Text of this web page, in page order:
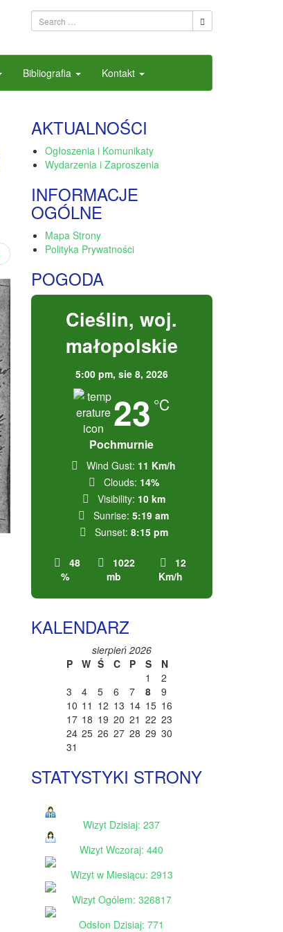
Bibliografia Kontakt
AKTUALNOŚCI
Ogłoszenia i Komunikaty
Wydarzenia i Zaproszenia
INFORMACJE
OGÓLNE
Mapa Strony
Polityka Prywatności
POGODA
Cieślin, woj.
małopolskie
5:00 pm, sie 8, 2026
23 °C
Pochmurnie
48
%
1022
mb
12
Km/h
Wind Gust: 11 Km/h
Clouds: 14%
Visibility: 10 km
Sunrise: 5:19 am
Sunset: 8:15 pm
KALENDARZ
sierpień 2026
P
W Ś C P S
N
1
2
3
4 5 6 7 8
9
10 11 12 13 14 15 16
17 18 19 20 21 22 23
24 25 26 27 28 29 30
31
STATYSTYKI STRONY
Wizyt Dzisiaj: 237
Wizyt Wczoraj: 440
Wizyt w Miesiącu: 2913
Wizyt Ogólem: 326817
Odsłon Dzisiaj: 771